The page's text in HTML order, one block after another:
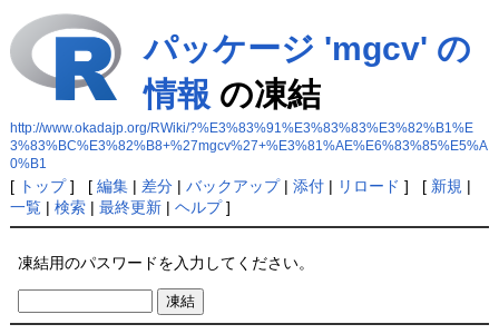
パッケージ 'mgcv' の
情報 の凍結
http://www.okadajp.org/RWiki/?%E3%83%91%E3%83%83%E3%82%B1%E
3%83%BC%E3%82%B8+%27mgcv%27+%E3%81%AE%E6%83%85%E5%A
0%B1
[ トップ] [ 編集| 差分| バックアップ| 添付| リロード ] [ 新規 |
一覧| 検索| 最終更新| ヘルプ]
凍結用のパスワードを入力してください。